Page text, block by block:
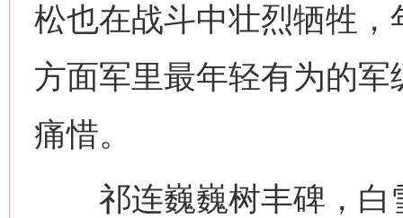
松也在战斗中壮烈牺牲，
方面军里最年轻有为的军
痛惜。
祁连巍巍树丰碑，白